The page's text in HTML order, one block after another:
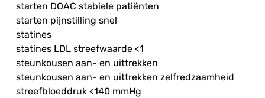
starten DOAC stabiele patiënten
starten pijnstilling snel
statines
statines LDL streefwaarde <1
steunkousen aan- en uittrekken
steunkousen aan- en uittrekken zelfredzaamheid
streefbloeddruk <140 mmHg